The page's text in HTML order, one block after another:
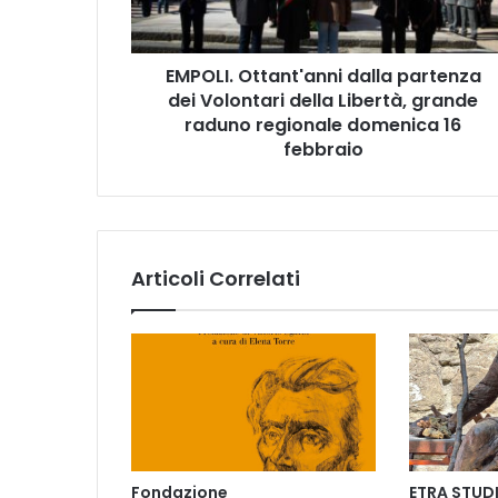
.
O
t
d
a
l
t
e
EMPOLI. Ottant'anni dalla partenza
dei Volontari della Libertà, grande
raduno regionale domenica 16
febbraio
Articoli Correlati
Fondazione ETRA